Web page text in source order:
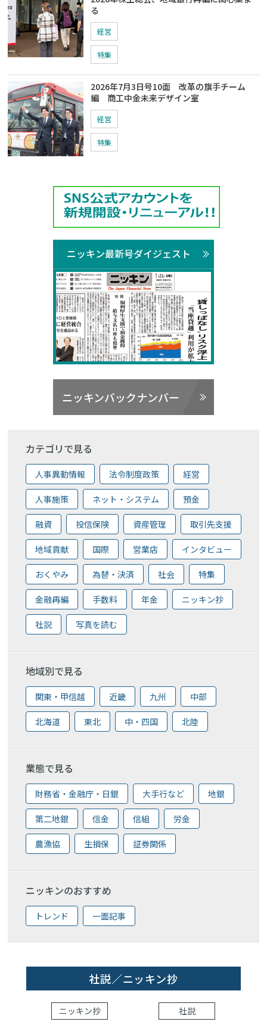
る
経営
特集
2026年7月3日号10面 改革の旗手チーム
編 商工中金未来デザイン室
経営
特集
ニッキン最新号ダイジェスト
ニッキンバックナンバー
カテゴリで見る
人事異動情報 法令制度政策 経営
人事施策 ネット・システム 預金
融資 投信保険 資産管理 取引先支援
地域貢献 国際 営業店 インタビュー
おくやみ 為替・決済 社会 特集
金融再編 手数料 年金 ニッキン抄
社説 写真を読む
地域別で見る
関東・甲信越 近畿 九州 中部
北海道 東北 中・四国 北陸
業態で見る
財務省・金融庁・日銀 大手行など 地銀
第二地銀 信金 信組 労金
農漁協 生損保 証券関係
ニッキンのおすすめ
トレンド 一面記事
社説／ニッキン抄
ニッキン抄 社説